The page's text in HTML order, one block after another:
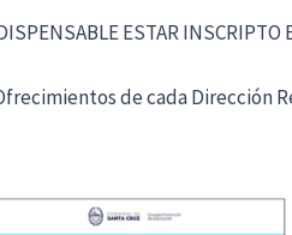
ESTAR
de cada Dirección